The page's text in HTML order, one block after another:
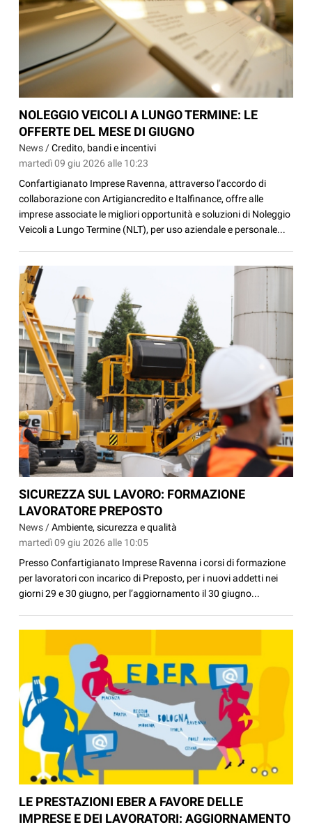
NOLEGGIO VEICOLI A LUNGO TERMINE: LE
OFFERTE DEL MESE DI GIUGNO
News /Credito, bandi e incentivi
martedì 09 giu 2026 alle 10:23
Confartigianato Imprese Ravenna, attraverso l’accordo di
collaborazione con Artigiancredito e Italfinance, offre alle
imprese associate le migliori opportunità e soluzioni di Noleggio
Veicoli a Lungo Termine (NLT), per uso aziendale e personale...
SICUREZZA SUL LAVORO: FORMAZIONE
LAVORATORE PREPOSTO
News /Ambiente, sicurezza e qualità
martedì 09 giu 2026 alle 10:05
Presso Confartigianato Imprese Ravenna i corsi di formazione
per lavoratori con incarico di Preposto, per i nuovi addetti nei
giorni 29 e 30 giugno, per l’aggiornamento il 30 giugno...
LE PRESTAZIONI EBER A FAVORE DELLE
IMPRESE E DEI LAVORATORI: AGGIORNAMENTO